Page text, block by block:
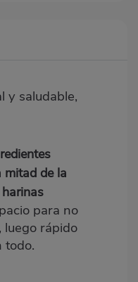
y saludable,
mitad de la
para no
luego rápido
todo.